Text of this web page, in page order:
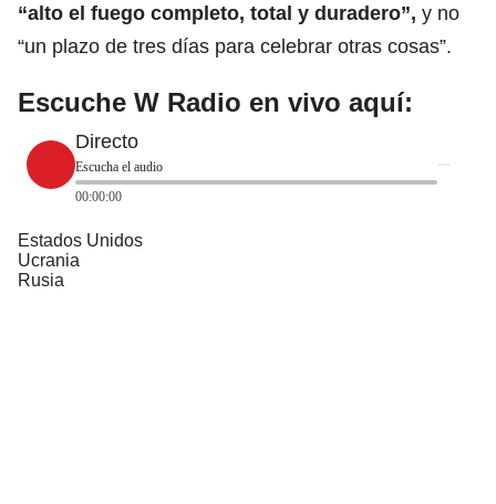
“alto el fuego completo, total y duradero”, y no
“un plazo de tres días para celebrar otras cosas”.
Escuche W Radio en vivo aquí:
Directo
Escucha el audio
00:00:00
Estados Unidos
Ucrania
Rusia